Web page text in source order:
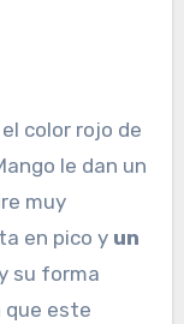
color rojo de
le dan un
muy
en pico y un
su forma
que este